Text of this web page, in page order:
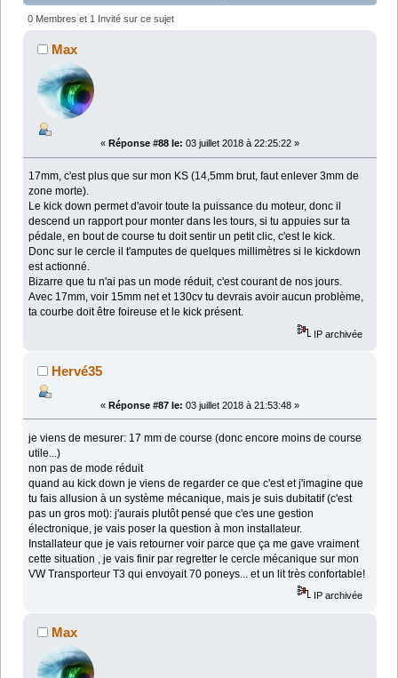
équipement dont nous avons déjà parlé ici...
tiré/poussé (Lu 83966 fois)
0 Membres et 1 Invité sur ce sujet
Max
« Réponse #88 le: 03 juillet 2018 à 22:25:22 »
17mm, c'est plus que sur mon KS (14,5mm brut, faut enlever 3mm de
zone morte).
Le kick down permet d'avoir toute la puissance du moteur, donc il
descend un rapport pour monter dans les tours, si tu appuies sur ta
pédale, en bout de course tu doit sentir un petit clic, c'est le kick.
Donc sur le cercle il t'amputes de quelques millimètres si le kickdown
est actionné.
Bizarre que tu n'ai pas un mode réduit, c'est courant de nos jours.
Avec 17mm, voir 15mm net et 130cv tu devrais avoir aucun problème,
ta courbe doit être foireuse et le kick présent.
IP archivée
Hervé35
« Réponse #87 le: 03 juillet 2018 à 21:53:48 »
je viens de mesurer: 17 mm de course (donc encore moins de course
utile...)
non pas de mode réduit
quand au kick down je viens de regarder ce que c'est et j'imagine que
tu fais allusion à un système mécanique, mais je suis dubitatif (c'est
pas un gros mot): j'aurais plutôt pensé que c'es une gestion
électronique, je vais poser la question à mon installateur.
Installateur que je vais retourner voir parce que ça me gave vraiment
cette situation , je vais finir par regretter le cercle mécanique sur mon
VW Transporteur T3 qui envoyait 70 poneys... et un lit très confortable!
IP archivée
Max